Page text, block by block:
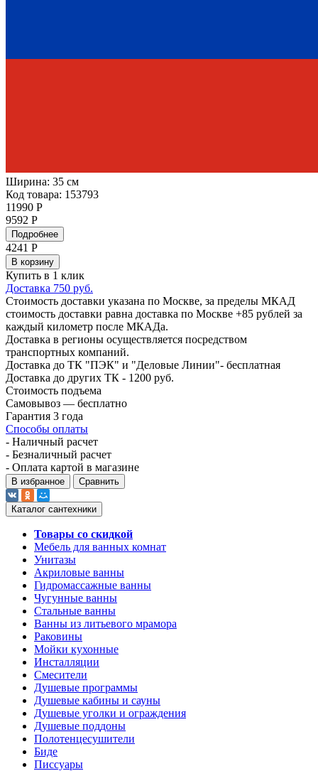
Ширина: 35 см
Код товара: 153793
11990 Р
9592 Р
Подробнее
4241 Р
В корзину
Купить в 1 клик
Доставка 750 руб.
Стоимость доставки указана по Москве, за пределы МКАД
стоимость доставки равна доставка по Москве +85 рублей за
каждый километр после МКАДа.
Доставка в регионы осуществляется посредством
транспортных компаний.
Доставка до ТК "ПЭК" и "Деловые Линии"- бесплатная
Доставка до других ТК - 1200 руб.
Стоимость подъема
Самовывоз — бесплатно
Гарантия 3 года
Способы оплаты
- Наличный расчет
- Безналичный расчет
- Оплата картой в магазине
В избранное Сравнить
Каталог сантехники
Товары со скидкой
Мебель для ванных комнат
Унитазы
Акриловые ванны
Гидромассажные ванны
Чугунные ванны
Стальные ванны
Ванны из литьевого мрамора
Раковины
Мойки кухонные
Инсталляции
Смесители
Душевые программы
Душевые кабины и сауны
Душевые уголки и ограждения
Душевые поддоны
Полотенцесушители
Биде
Писсуары